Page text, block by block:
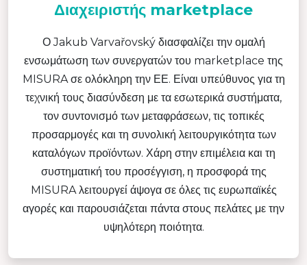
Διαχειριστής marketplace
Ο Jakub Varvařovský διασφαλίζει την ομαλή
ενσωμάτωση των συνεργατών του marketplace της
MISURA σε ολόκληρη την ΕΕ. Είναι υπεύθυνος για τη
τεχνική τους διασύνδεση με τα εσωτερικά συστήματα,
τον συντονισμό των μεταφράσεων, τις τοπικές
προσαρμογές και τη συνολική λειτουργικότητα των
καταλόγων προϊόντων. Χάρη στην επιμέλεια και τη
συστηματική του προσέγγιση, η προσφορά της
MISURA λειτουργεί άψογα σε όλες τις ευρωπαϊκές
αγορές και παρουσιάζεται πάντα στους πελάτες με την
υψηλότερη ποιότητα.